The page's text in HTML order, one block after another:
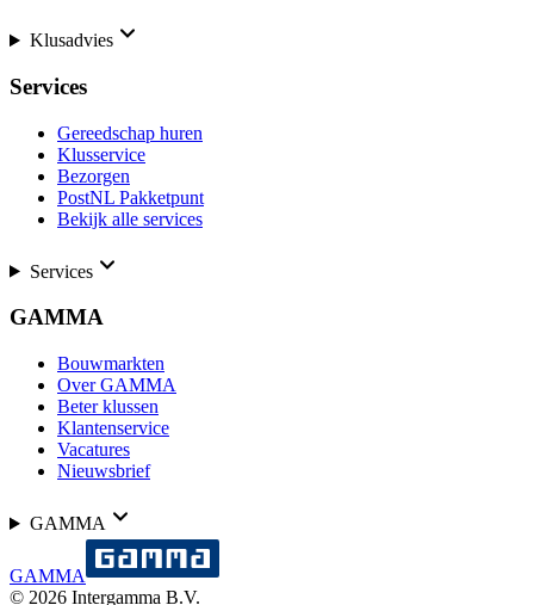
Klusadvies
Services
Gereedschap huren
Klusservice
Bezorgen
PostNL Pakketpunt
Bekijk alle services
Services
GAMMA
Bouwmarkten
Over GAMMA
Beter klussen
Klantenservice
Vacatures
Nieuwsbrief
GAMMA
GAMMA
© 2026 Intergamma B.V.